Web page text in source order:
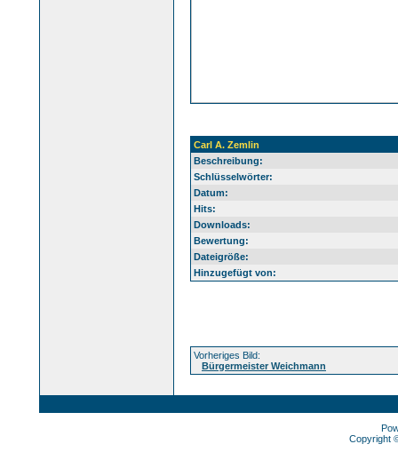
Carl A. Zemlin
Beschreibung:
Schlüsselwörter:
Datum:
Hits:
Downloads:
Bewertung:
Dateigröße:
Hinzugefügt von:
Vorheriges Bild:
Bürgermeister Weichmann
Copyright